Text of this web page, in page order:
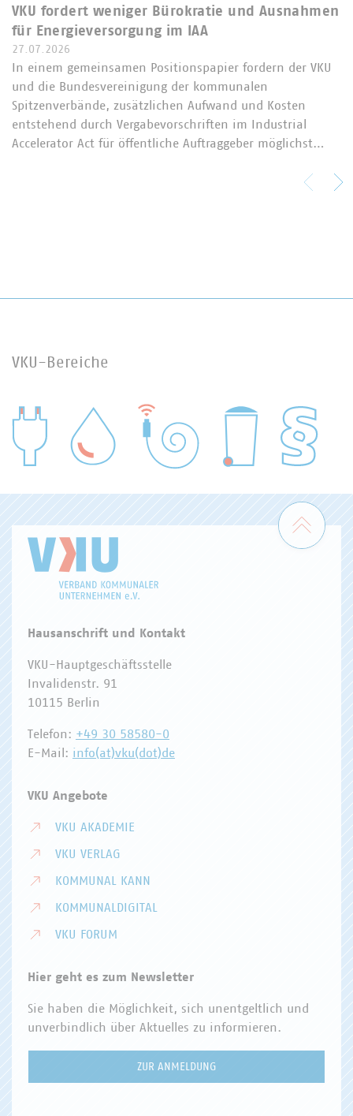
VKU fordert weniger Bürokratie und Ausnahmen
für Energieversorgung im IAA
27.07.2026
In einem gemeinsamen Positionspapier fordern der VKU
und die Bundesvereinigung der kommunalen
Spitzenverbände, zusätzlichen Aufwand und Kosten
entstehend durch Vergabevorschriften im Industrial
Accelerator Act für öffentliche Auftraggeber möglichst…
VKU-Bereiche
WASSER/ABWASSER
Zum
Hausanschrift und Kontakt
VKU-Hauptgeschäftsstelle
Invalidenstr. 91
10115 Berlin
Telefon: +49 30 58580-0
E-Mail: info(at)vku(dot)de
VKU Angebote
VKU AKADEMIE
VKU VERLAG
KOMMUNAL KANN
KOMMUNALDIGITAL
VKU FORUM
Hier geht es zum Newsletter
Sie haben die Möglichkeit, sich unentgeltlich und
unverbindlich über Aktuelles zu informieren.
ZUR ANMELDUNG